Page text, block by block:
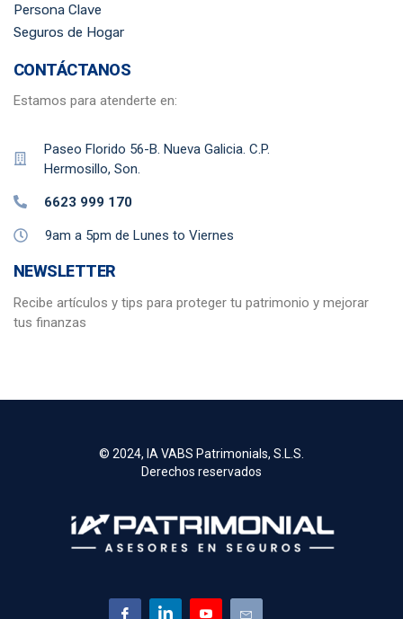
Persona Clave
Seguros de Hogar
CONTÁCTANOS
Estamos para atenderte en:
Paseo Florido 56-B. Nueva Galicia. C.P.
Hermosillo, Son.
6623 999 170
9am a 5pm de Lunes to Viernes
NEWSLETTER
Recibe artículos y tips para proteger tu patrimonio y mejorar
tus finanzas
© 2024, IA VABS Patrimonials, S.L.S.
Derechos reservados